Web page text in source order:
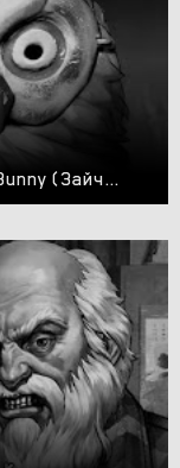
ФИНАЛ ТРЕТЬЕГО ЭПИЗОДА ► Tiny Bunny (Зайчик) #9